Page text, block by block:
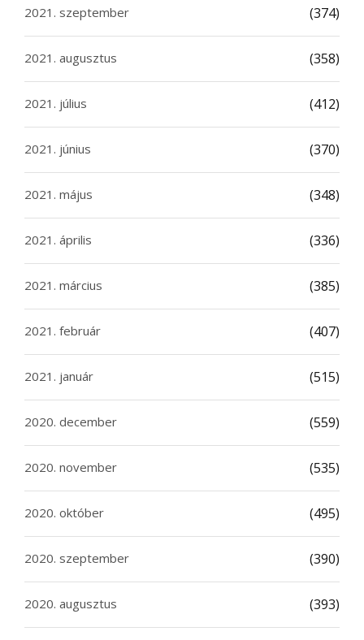
2021. szeptember (374)
2021. augusztus (358)
2021. július (412)
2021. június (370)
2021. május (348)
2021. április (336)
2021. március (385)
2021. február (407)
2021. január (515)
2020. december (559)
2020. november (535)
2020. október (495)
2020. szeptember (390)
2020. augusztus (393)